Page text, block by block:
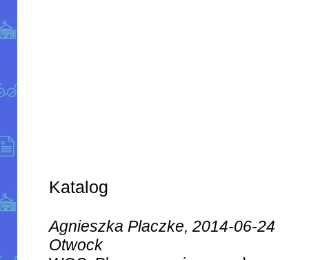
Katalog
Agnieszka Placzke, 2014-06-24
Otwock